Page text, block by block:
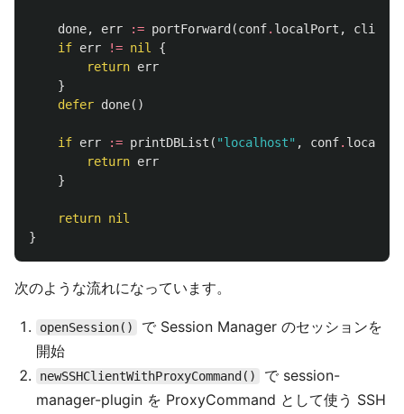
done, err := portForward (conf. localPort , client
if err != nil
{
return err
}
defer done()
if err := printDBList ( "localhost" , conf.
return err
}
return nil
}
次のような流れになっています。
openSession()
で Session Manager のセッションを
開始
newSSHClientWithProxyCommand()
で session-
manager-plugin を ProxyCommand として使う SSH